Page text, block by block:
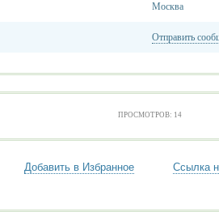
Москва
Отправить
ПРОСМОТРОВ: 14
Добавить в Избранное Ссылка